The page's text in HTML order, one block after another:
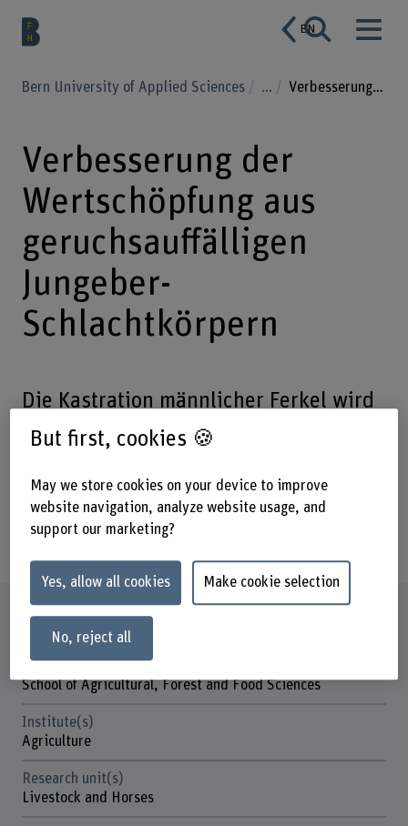
EN
Bern University of Applied Sciences ... Verbesserung der Wertschöpfung aus geruchsauffälligen Jungeber-Schlachtkörpern
Verbesserung der
Wertschöpfung aus
geruchsauffälligen
Jungeber-
Schlachtkörpern
Die Kastration männlicher Ferkel wird
in der EU mittelfristig (2018) durch die
Jungebermast ersetzt. Voraussetzung
zur Jungebermast ist eine optimierte
Wertschöpfung von geruchsauffälligen
Schlachtkörpern.
Factsheet
Schools involved
School of Agricultural, Forest and Food Sciences
Institute(s)
Agriculture
Research unit(s)
Livestock and Horses
But first, cookies 🍪
May we store cookies on your device to improve
website navigation, analyze website usage, and
support our marketing?
Yes, allow all cookies Make cookie selection
No, reject all